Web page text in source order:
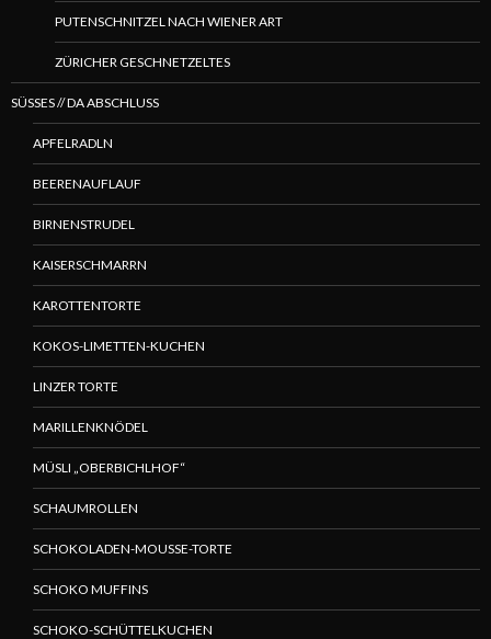
PUTENSCHNITZEL NACH WIENER ART
ZÜRICHER GESCHNETZELTES
SÜSSES // DA ABSCHLUSS
APFELRADLN
BEERENAUFLAUF
BIRNENSTRUDEL
KAISERSCHMARRN
KAROTTENTORTE
KOKOS-LIMETTEN-KUCHEN
LINZER TORTE
MARILLENKNÖDEL
MÜSLI „OBERBICHLHOF“
SCHAUMROLLEN
SCHOKOLADEN-MOUSSE-TORTE
SCHOKO MUFFINS
SCHOKO-SCHÜTTELKUCHEN